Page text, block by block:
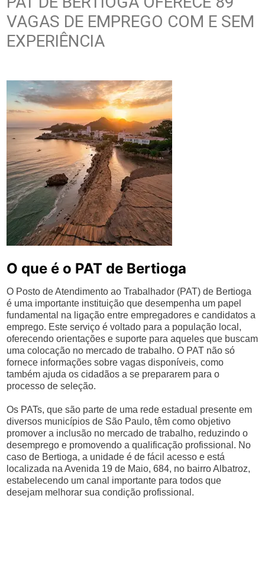
VAGAS DE EMPREGO COM E SEM
EXPERIÊNCIA
O que é o PAT de Bertioga
O Posto de Atendimento ao Trabalhador (PAT) de Bertioga
é uma importante instituição que desempenha um papel
fundamental na ligação entre empregadores e candidatos a
emprego. Este serviço é voltado para a população local,
oferecendo orientações e suporte para aqueles que buscam
uma colocação no mercado de trabalho. O PAT não só
fornece informações sobre vagas disponíveis, como
também ajuda os cidadãos a se prepararem para o
processo de seleção.
Os PATs, que são parte de uma rede estadual presente em
diversos municípios de São Paulo, têm como objetivo
promover a inclusão no mercado de trabalho, reduzindo o
desemprego e promovendo a qualificação profissional. No
caso de Bertioga, a unidade é de fácil acesso e está
localizada na Avenida 19 de Maio, 684, no bairro Albatroz,
estabelecendo um canal importante para todos que
desejam melhorar sua condição profissional.